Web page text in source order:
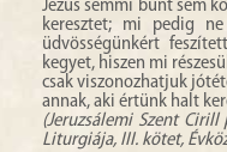
Jézus semmi bűnt sem
keresztet; mi pedig
üdvösségünkért
kegyet, hiszen mi
csak viszonozhatjuk
annak, aki értünk halt
(Jeruzsálemi Szent
Liturgiája, III. kötet,